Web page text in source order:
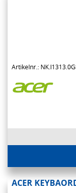
Artikelnr.:
ACER